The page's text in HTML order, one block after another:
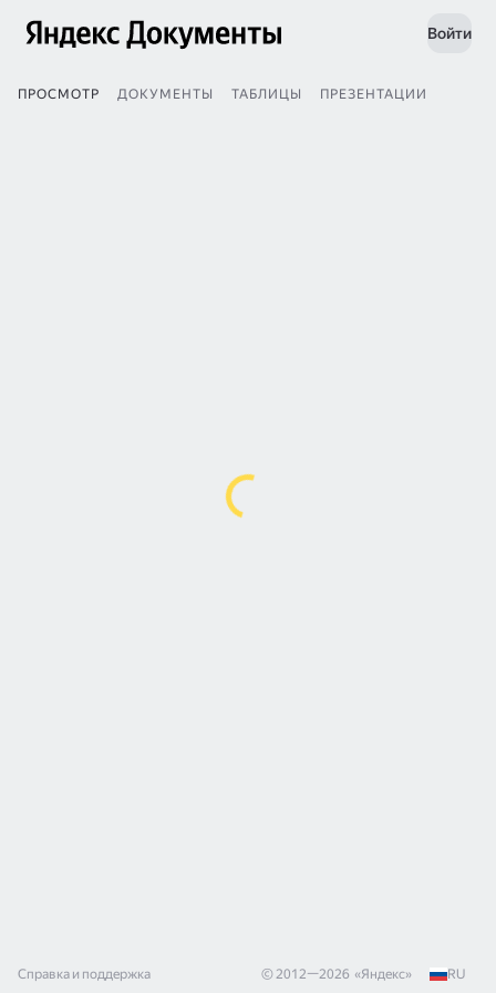
Войти
ПРОСМОТР ДОКУМЕНТЫ ТАБЛИЦЫ ПРЕЗЕНТАЦИИ
Справка и поддержка © 2012—2026 «Яндекс» RU